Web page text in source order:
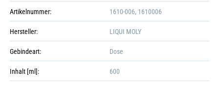
Artikelnummer: 1610-006, 1610006
Hersteller: LIQUI MOLY
Gebindeart: Dose
Inhalt [ml]: 600